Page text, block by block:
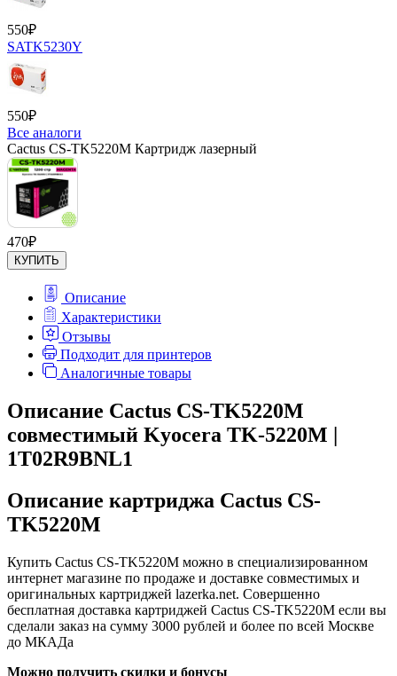
550₽
SATK5230Y
550₽
Все аналоги
Cactus CS-TK5220M Картридж лазерный
470₽
КУПИТЬ
Описание
Характеристики
Отзывы
Подходит для принтеров
Аналогичные товары
Описание Cactus CS-TK5220M
совместимый Kyocera TK-5220M |
1T02R9BNL1
Описание картриджа Cactus CS-
TK5220M
Купить Cactus CS-TK5220M можно в специализированном
интернет магазине по продаже и доставке совместимых и
оригинальных картриджей lazerka.net. Совершенно
бесплатная доставка картриджей Cactus CS-TK5220M если вы
сделали заказ на сумму 3000 рублей и более по всей Москве
до МКАДа
Можно получить скидки и бонусы